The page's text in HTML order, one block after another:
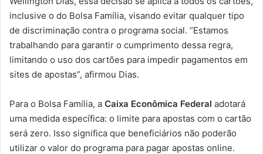
inclusive o do Bolsa Família, visando evitar qualquer tipo
de discriminação contra o programa social. “Estamos
trabalhando para garantir o cumprimento dessa regra,
limitando o uso dos cartões para impedir pagamentos em
sites de apostas”, afirmou Dias.
Para o Bolsa Família, a Caixa Econômica Federal adotará
uma medida específica: o limite para apostas com o cartão
será zero. Isso significa que beneficiários não poderão
utilizar o valor do programa para pagar apostas online.